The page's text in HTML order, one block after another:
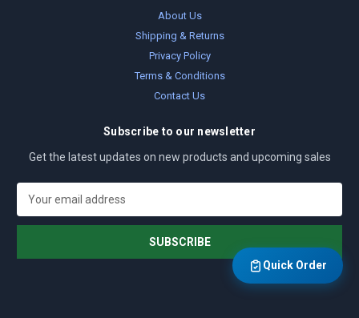
About Us
Shipping & Returns
Privacy Policy
Terms & Conditions
Contact Us
Subscribe to our newsletter
Get the latest updates on new products and upcoming sales
a
l
Quick Order